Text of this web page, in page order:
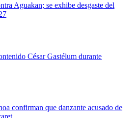
Aguakan; se exhibe desgaste del
César Gastélum durante
confirman que danzante acusado de